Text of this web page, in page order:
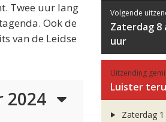
Twee uur lang
Ook de
van de Leidse
2024
Volgende
Zaterdag 8
uur
Uitzending
Luister
Zaterdag